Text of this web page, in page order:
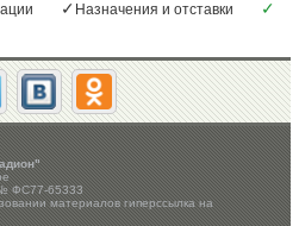
Назначения и отставки
№ ФС77-65333
материалов гиперссылка на